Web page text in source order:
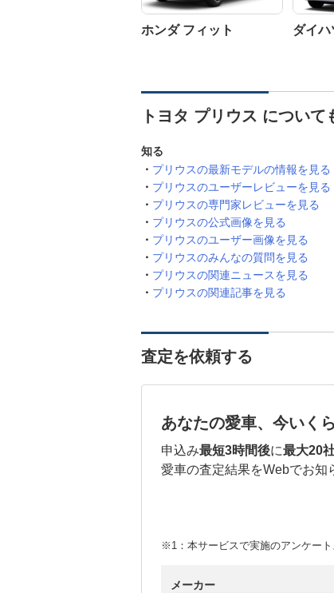
ホンダ フィット ダイハ
トヨタ プリウス について
知る
プリウスの最新モデルの情報を見る
プリウスのユーザーレビューを見る
プリウスの専門家レビューを見る
プリウスの公式画像を見る
プリウスのユーザー画像を見る
プリウスのみんなの質問を見る
プリウスの関連ニュースを見る
プリウスの関連記事を見る
査定を依頼する
あなたの愛車、今いく
申込み最短3時間後に最大20
愛車の査定結果をWebでお知
※1：本サービスで実施のアンケート
メーカー